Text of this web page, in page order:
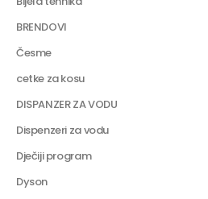
BRENDOVI
Česme
cetke za kosu
DISPANZER ZA VODU
Dispenzeri za vodu
Dječiji program
Dyson